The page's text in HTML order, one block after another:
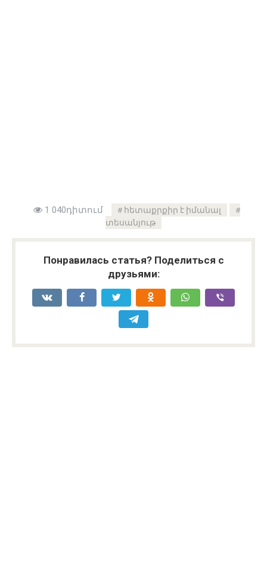
1 040դիտում
հետաքրքիր է իմանալ
տեսանյութ
Понравилась статья? Поделиться с
друзьями: